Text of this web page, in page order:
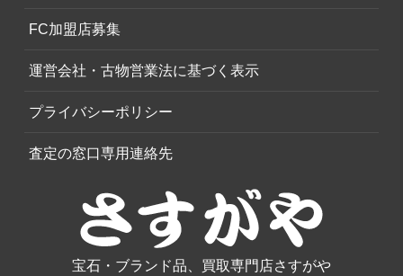
FC加盟店募集
運営会社・古物営業法に基づく表示
プライバシーポリシー
査定の窓口専用連絡先
宝石・ブランド品、買取専門店さすがや